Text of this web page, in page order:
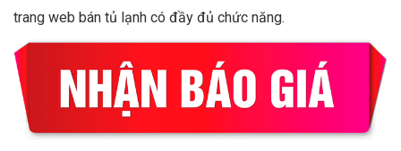
trang web bán tủ lạnh có đầy đủ chức năng.